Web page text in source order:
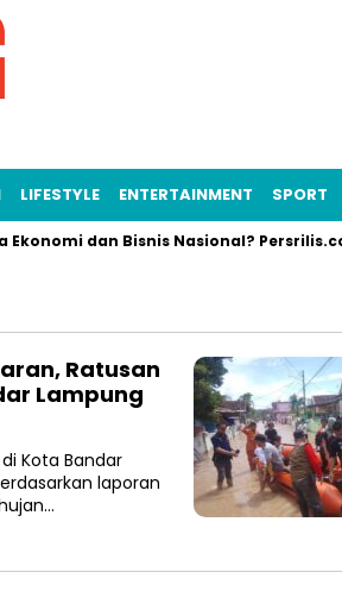
LIFESTYLE ENTERTAINMENT SPORT
dan Bisnis Nasional? Persrilis.com
Ratusan
Lampung
Kota Bandar
laporan